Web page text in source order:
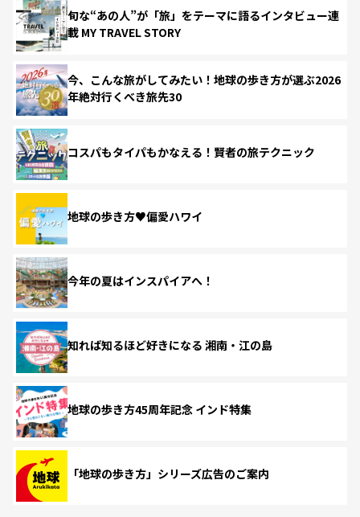
旬な“あの人”が「旅」をテーマに語るインタビュー連
載 MY TRAVEL STORY
今、こんな旅がしてみたい！地球の歩き方が選ぶ2026
年絶対行くべき旅先30
コスパもタイパもかなえる！賢者の旅テクニック
地球の歩き方♥偏愛ハワイ
今年の夏はインスパイアへ！
知れば知るほど好きになる 湘南・江の島
地球の歩き方45周年記念 インド特集
「地球の歩き方」シリーズ広告のご案内